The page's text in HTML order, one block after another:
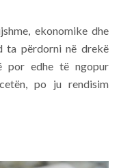
ekonomike dhe
ta përdorni në drekë
por edhe të ngopur
po ju rendisim